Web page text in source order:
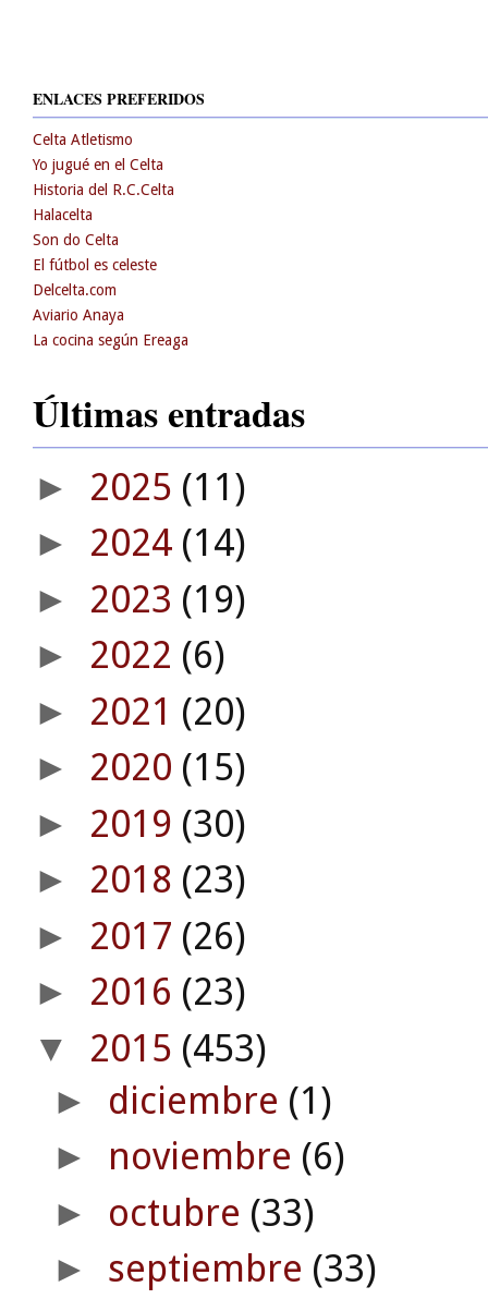
ENLACES PREFERIDOS
Celta Atletismo
Yo jugué en el Celta
Historia del R.C.Celta
Halacelta
Son do Celta
El fútbol es celeste
Delcelta.com
Aviario Anaya
La cocina según Ereaga
Últimas entradas
► 2025 (11)
► 2024 (14)
► 2023 (19)
► 2022 (6)
► 2021 (20)
► 2020 (15)
► 2019 (30)
► 2018 (23)
► 2017 (26)
► 2016 (23)
▼ 2015 (453)
► diciembre (1)
► noviembre (6)
► octubre (33)
► septiembre (33)